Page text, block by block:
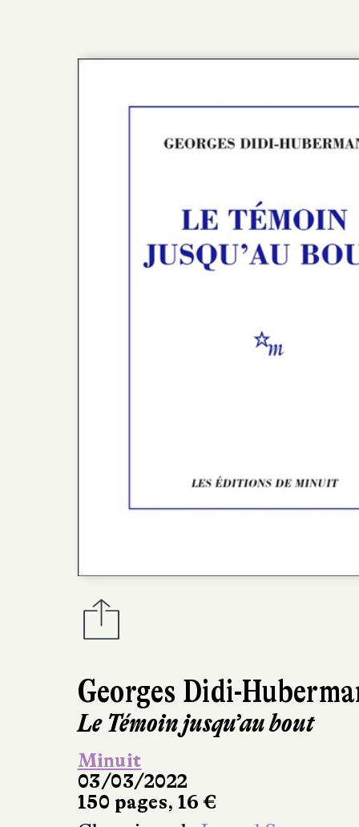
Georges Didi-
Le Témoin jusqu’au bout
Minuit
03/03/2022
150 pages, 16 €